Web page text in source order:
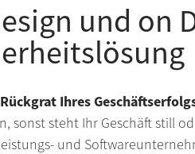
und on
Ihres
sonst steht Ihr Geschäft still
und